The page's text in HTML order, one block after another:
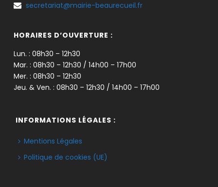
secretariat@mairie-beaurecueil.fr
HORAIRES D’OUVERTURE :
Lun. : 08h30 – 12h30
Mar. : 08h30 – 12h30 / 14h00 – 17h00
Mer. : 08h30 – 12h30
Jeu. & Ven. : 08h30 – 12h30 / 14h00 – 17h00
INFORMATIONS LÉGALES :
Mentions Légales
Politique de cookies (UE)